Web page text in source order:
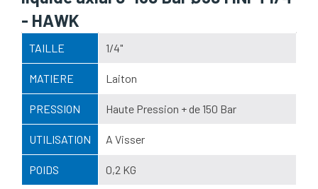
- HAWK
TAILLE 1/4"
MATIERE Laiton
PRESSION Haute Pression + de 150 Bar
UTILISATION A Visser
POIDS 0,2 KG